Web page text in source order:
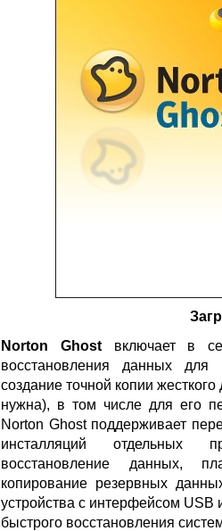
Norton Ghostвключает в
восстановления данных для
создание точной копии
нужна), в том числе для его
Norton Ghost поддерживает
инсталляций отдельных
восстановление данных,
копирование резервных
устройства с интерфейсом USB
быстрого восстановления